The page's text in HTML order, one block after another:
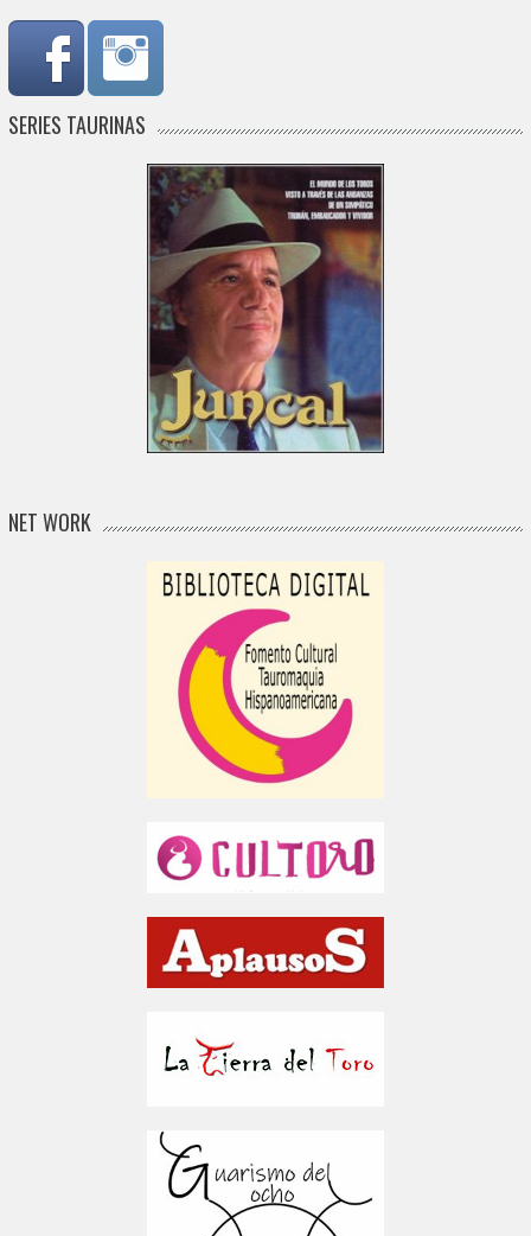
SERIES TAURINAS
NET WORK